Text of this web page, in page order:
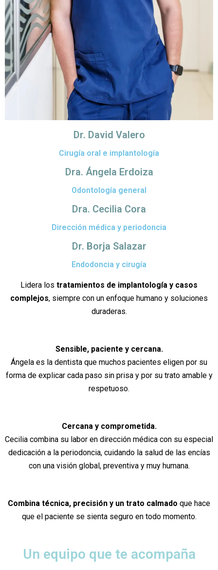
Dr. David Valero
Cirugía oral e implantología
Dra. Ángela Erdoiza
Odontología general
Dra. Cecilia Cora
Dirección médica y periodoncia
Dr. Borja Salazar
Endodoncia y cirugía
Lidera los tratamientos de implantología y casos
complejos, siempre con un enfoque humano y soluciones
duraderas.
Sensible, paciente y cercana.
Ángela es la dentista que muchos pacientes eligen por su
forma de explicar cada paso sin prisa y por su trato amable y
respetuoso.
Cercana y comprometida.
Cecilia combina su labor en dirección médica con su especial
dedicación a la periodoncia, cuidando la salud de las encías
con una visión global, preventiva y muy humana.
Combina técnica, precisión y un trato calmado que hace
que el paciente se sienta seguro en todo momento.
Un equipo que te acompaña